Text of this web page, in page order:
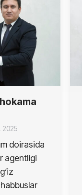
2025
doirasida
agentligi